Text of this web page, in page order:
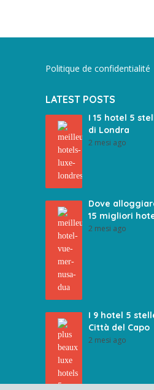
Politique de confidentialité
LATEST POSTS
I 15 hotel 5
di Londra
2 mesi ago
Dove
15 migliori
2 mesi ago
I 9 hotel 5
Città del Capo
2 mesi ago